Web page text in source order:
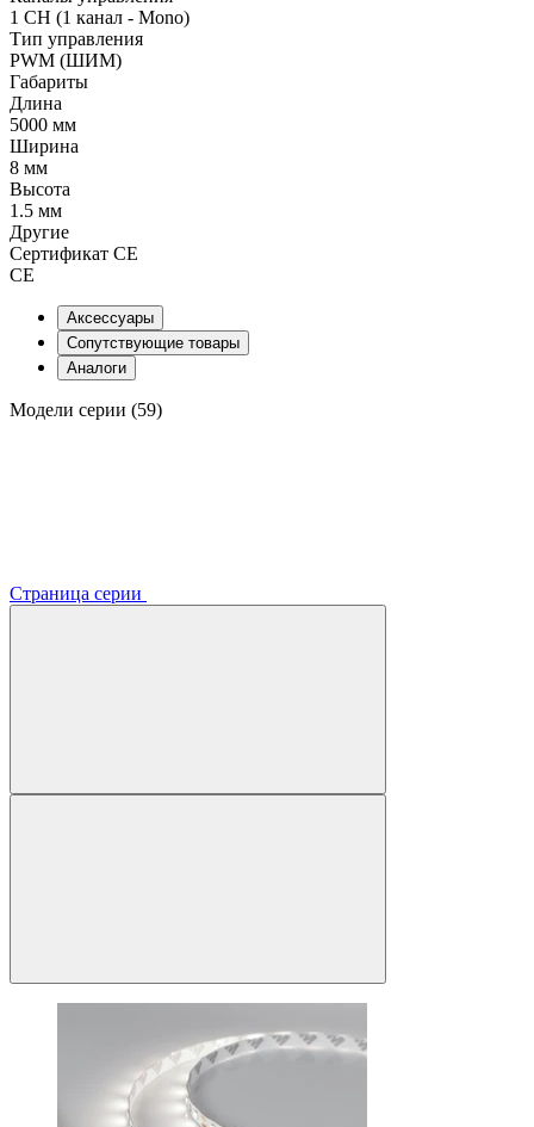
1 CH (1 канал - Mono)
Тип управления
PWM (ШИМ)
Габариты
Длина
5000 мм
Ширина
8 мм
Высота
1.5 мм
Другие
Сертификат CE
CE
Аксессуары
Сопутствующие товары
Аналоги
Модели серии (59)
Страница серии